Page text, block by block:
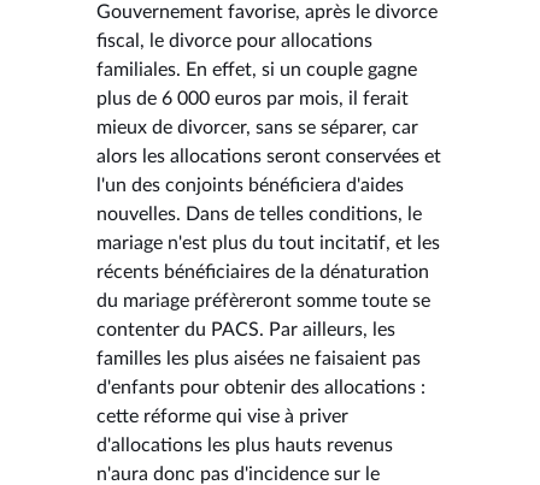
Gouvernement favorise, après le divorce
fiscal, le divorce pour allocations
familiales. En effet, si un couple gagne
plus de 6 000 euros par mois, il ferait
mieux de divorcer, sans se séparer, car
alors les allocations seront conservées et
l'un des conjoints bénéficiera d'aides
nouvelles. Dans de telles conditions, le
mariage n'est plus du tout incitatif, et les
récents bénéficiaires de la dénaturation
du mariage préfèreront somme toute se
contenter du PACS. Par ailleurs, les
familles les plus aisées ne faisaient pas
d'enfants pour obtenir des allocations :
cette réforme qui vise à priver
d'allocations les plus hauts revenus
n'aura donc pas d'incidence sur le